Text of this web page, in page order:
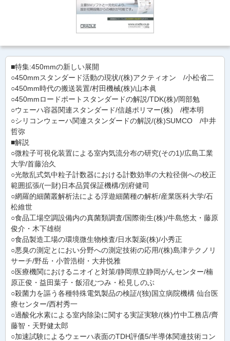
■特集:450mmの新しい展開
○450mmスタンダード活動の現状/(株)アクティオン /小松省二
○450mm時代の搬送装置/村田機械(株)/山本眞
○450mmロードポートスタンダードの解説/TDK(株)/岡部勉
○ウェーハ容器関連スタンダード/信越ポリマー(株) /樫本明
○シリコンウェーハ関連スタンダードの解説/(株)SUMCO /中井
哲弥
■解説
○微粒子可視化装置による室内気流分布の研究(その1)/広島工業
大学/首藤治久
○光散乱式気中粒子計数器における計数効率の大粒径側への校正
範囲拡張/(一財)日本品質保証機構/別府健司
○網羅的細菌叢解析法による浮遊細菌種の解析/産業医科大学/石
松維世
○食品工場空調設備内の真菌類調査/国際衛生(株)/牛島悠太・藤原
俊介・木下雄樹
○食品製造工場の環境微生物検査/日水製薬(株)/小秀正
○悪臭の測定とにおい分野への測定技術の応用/(株)島津テクノリ
サーチ/野岳・小菅浩樹・大井悦雅
○医療機関におけるニオイと対策/静岡県立静岡がんセンター/楠
原正俊・益田葉子・飯沼むつみ・松見しのぶ
○殺菌力を謳う各種特殊電気製品の検証/(独)国立病院機構 仙台医
療センター/西村秀一
○過酸化水素による室内除染に関する実証実験/(株)竹中工務店/齊
藤智・天野健太郎
○加速試験によるウェーハ表面のTDH評価5/半導体関連技術コン